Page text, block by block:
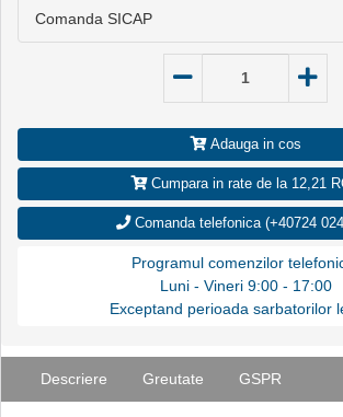
Comanda SICAP
Adauga in cos
Cumpara in rate de la 12,21
Comanda telefonica (+40724
Programul comenzilor
Luni - Vineri 9:00 - 17:00
Exceptand perioada sarbatorilor
Descriere Greutate GSPR